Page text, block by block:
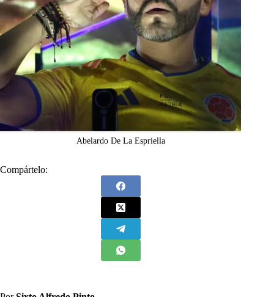
Abelardo De La Espriella
Compártelo: